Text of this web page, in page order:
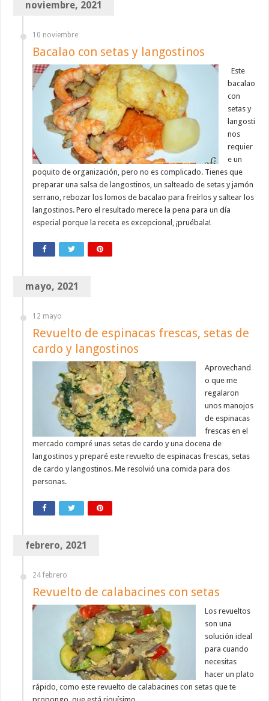
noviembre, 2021
10 noviembre
Bacalao con setas y langostinos
Este
bacalao
con
setas y
langosti
nos
requier
e un
poquito de organización, pero no es complicado. Tienes que
preparar una salsa de langostinos, un salteado de setas y jamón
serrano, rebozar los lomos de bacalao para freírlos y saltear los
langostinos. Pero el resultado merece la pena para un día
especial porque la receta es excepcional, ¡pruébala!
mayo, 2021
12 mayo
Revuelto de espinacas frescas, setas de
cardo y langostinos
Aprovechand
o que me
regalaron
unos manojos
de espinacas
frescas en el
mercado compré unas setas de cardo y una docena de
langostinos y preparé este revuelto de espinacas frescas, setas
de cardo y langostinos. Me resolvió una comida para dos
personas.
febrero, 2021
24 febrero
Revuelto de calabacines con setas
Los revueltos
son una
solución ideal
para cuando
necesitas
hacer un plato
rápido, como este revuelto de calabacines con setas que te